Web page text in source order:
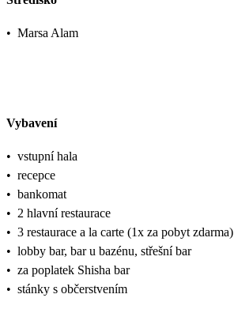
• Marsa Alam
Vybavení
• vstupní hala
• recepce
• bankomat
• 2 hlavní restaurace
• 3 restaurace a la carte (1x za pobyt zdarma)
• lobby bar, bar u bazénu, střešní bar
• za poplatek Shisha bar
• stánky s občerstvením